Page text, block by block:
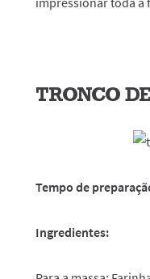
TRONCO
Tempo de
Ingredientes: